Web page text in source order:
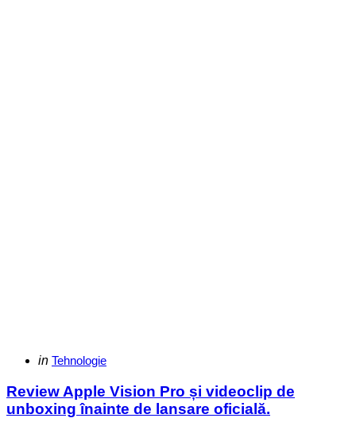
Categories
Posted
in Tehnologie
Review Apple Vision Pro și videoclip de
unboxing înainte de lansare oficială.